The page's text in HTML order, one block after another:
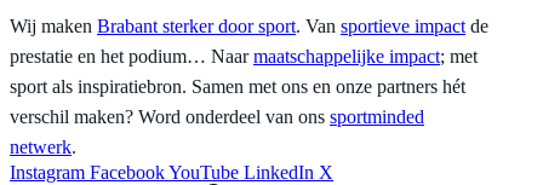
Wij maken Brabant sterker door sport. Van sportieve impact de
prestatie en het podium… Naarmaatschappelijke impact; met
sport als inspiratiebron. Samen met ons en onze partners hét
verschil maken? Word onderdeel van ons sportminded
netwerk.
Instagram FacebookYouTube LinkedIn X